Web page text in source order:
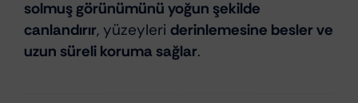
solmuş görünümünü yoğun şekilde
canlandırır, yüzeyleri derinlemesine besler ve
uzun süreli koruma sağlar.